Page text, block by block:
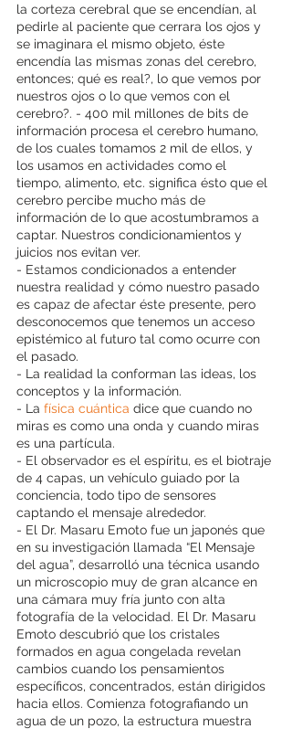
la corteza cerebral que se encendían, al
pedirle al paciente que cerrara los ojos y
se imaginara el mismo objeto, éste
encendía las mismas zonas del cerebro,
entonces; qué es real?, lo que vemos por
nuestros ojos o lo que vemos con el
cerebro?. - 400 mil millones de bits de
información procesa el cerebro humano,
de los cuales tomamos 2 mil de ellos, y
los usamos en actividades como el
tiempo, alimento, etc. significa ésto que el
cerebro percibe mucho más de
información de lo que acostumbramos a
captar. Nuestros condicionamientos y
juicios nos evitan ver.
- Estamos condicionados a entender
nuestra realidad y cómo nuestro pasado
es capaz de afectar éste presente, pero
desconocemos que tenemos un acceso
epistémico al futuro tal como ocurre con
el pasado.
- La realidad la conforman las ideas, los
conceptos y la información.
- La física cuántica dice que cuando no
miras es como una onda y cuando miras
es una partícula.
- El observador es el espíritu, es el biotraje
de 4 capas, un vehículo guiado por la
conciencia, todo tipo de sensores
captando el mensaje alrededor.
- El Dr. Masaru Emoto fue un japonés que
en su investigación llamada “El Mensaje
del agua”, desarrolló una técnica usando
un microscopio muy de gran alcance en
una cámara muy fría junto con alta
fotografía de la velocidad. El Dr. Masaru
Emoto descubrió que los cristales
formados en agua congelada revelan
cambios cuando los pensamientos
específicos, concentrados, están dirigidos
hacia ellos. Comienza fotografiando un
agua de un pozo, la estructura muestra